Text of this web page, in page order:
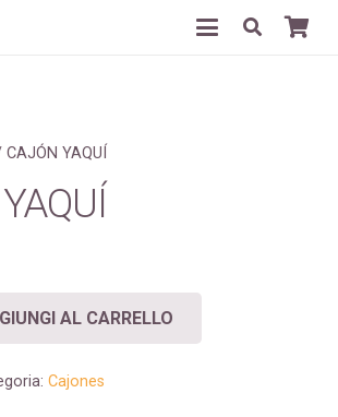
CAJÓN YAQUÍ
AL CARRELLO
Cajones